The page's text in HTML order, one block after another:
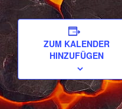
ZUM KALENDER
HINZUFÜGEN